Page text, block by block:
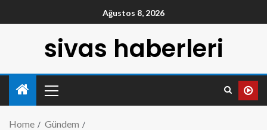
Ağustos 8, 2026
sivas haberleri
Home
Gündem